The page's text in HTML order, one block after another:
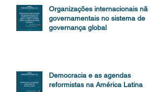
Organizações internacionais não-
governamentais no sistema de
governança global
Democracia e as agendas
reformistas na América Latina